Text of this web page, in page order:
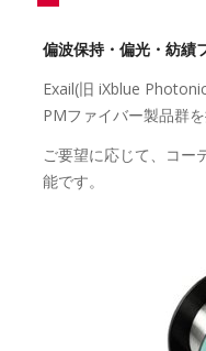
偏波保持・偏光・紡績
Exail(旧 iXblue
PMファイバー製品群を
ご要望に応じて、コー
能です。